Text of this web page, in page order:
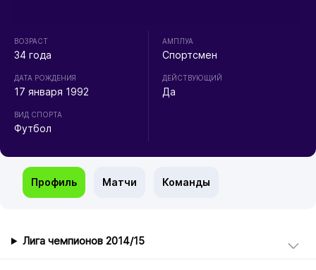
ВОЗРАСТ
34 года
ДАТА РОЖДЕНИЯ
17 января 1992
ВИД СПОРТА
Футбол
АМПЛУА
Спортсмен
ДЕЙСТВУЮЩИЙ
Да
Профиль Матчи Команды
Лига чемпионов 2014/15